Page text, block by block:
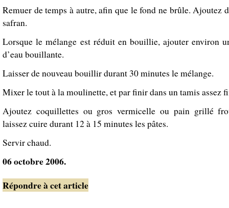
Remuer de temps à autre, afin que le fond ne brûle. Ajoutez
safran.
Lorsque le mélange est réduit en bouillie, ajouter environ
d’eau bouillante.
Laisser de nouveau bouillir durant 30 minutes le mélange.
Mixer le tout à la moulinette, et par finir dans un tamis assez
Ajoutez coquillettes ou gros vermicelle ou pain grillé
laissez cuire durant 12 à 15 minutes les pâtes.
Servir chaud.
06 octobre 2006.
Répondre à cet article